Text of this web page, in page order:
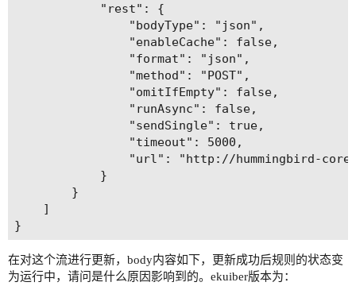
            "rest": {
                "bodyType": "json",
                "enableCache": false,
                "format": "json",
                "method": "POST",
                "omitIfEmpty": false,
                "runAsync": false,
                "sendSingle": true,
                "timeout": 5000,
"url": "http://hummingbird-
            }
        }
    ]
在对这个流进行更新，body内容如下，更新成功后规则的状态变
为运行中，请问是什么原因影响到的。ekuiber版本为：